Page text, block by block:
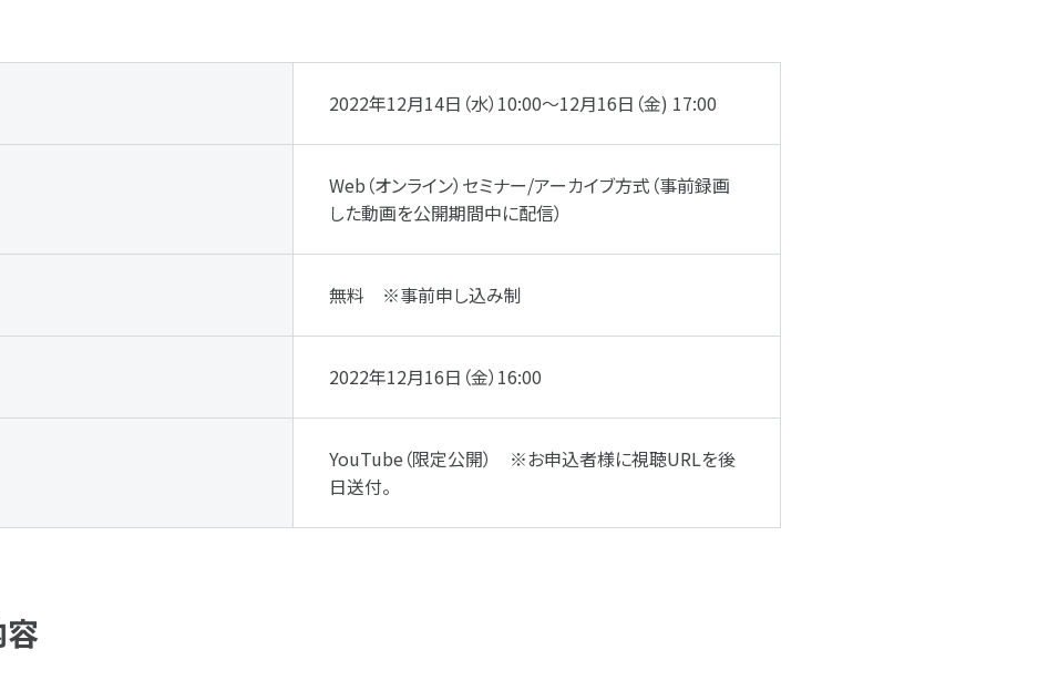
2022年12月14日（水）10:00～12月16日（金) 17:00
Web（オンライン）セミナー/アーカイブ方式（事前録画
した動画を公開期間中に配信）
無料 ※事前申し込み制
2022年12月16日（金）16:00
YouTube（限定公開） ※お申込者様に視聴URLを後
日送付。